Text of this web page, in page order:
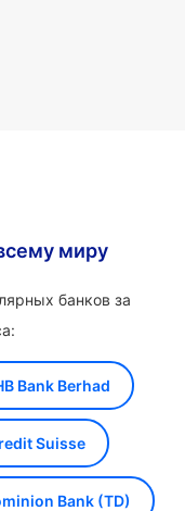
миру
банков за
Bank Berhad
Suisse
Bank (TD)